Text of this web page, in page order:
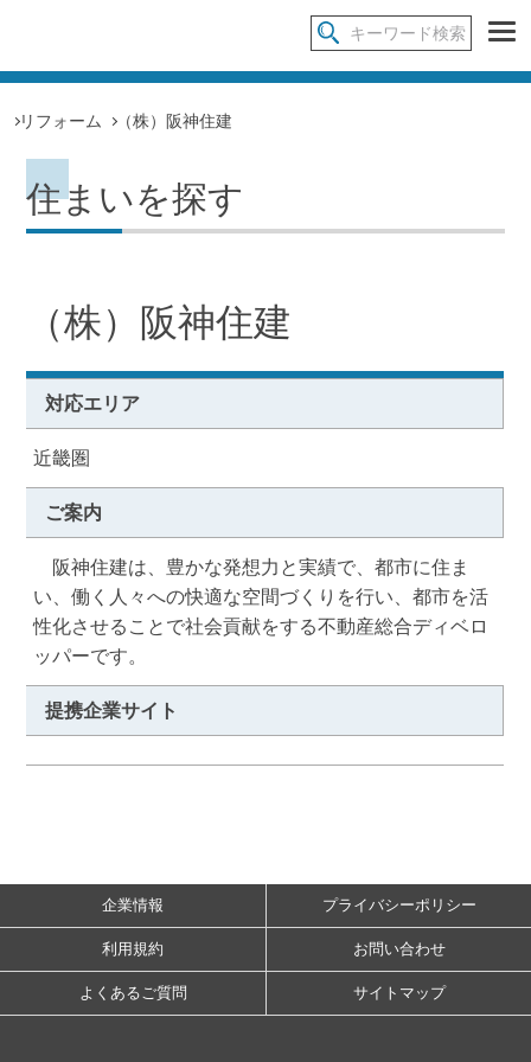
リフォーム （株）阪神住建
住まいを探す
（株）阪神住建
対応エリア
近畿圏
ご案内
阪神住建は、豊かな発想力と実績で、都市に住ま
い、働く人々への快適な空間づくりを行い、都市を活
性化させることで社会貢献をする不動産総合ディベロ
ッパーです。
提携企業サイト
企業情報 プライバシーポリシー
利用規約 お問い合わせ
よくあるご質問 サイトマップ